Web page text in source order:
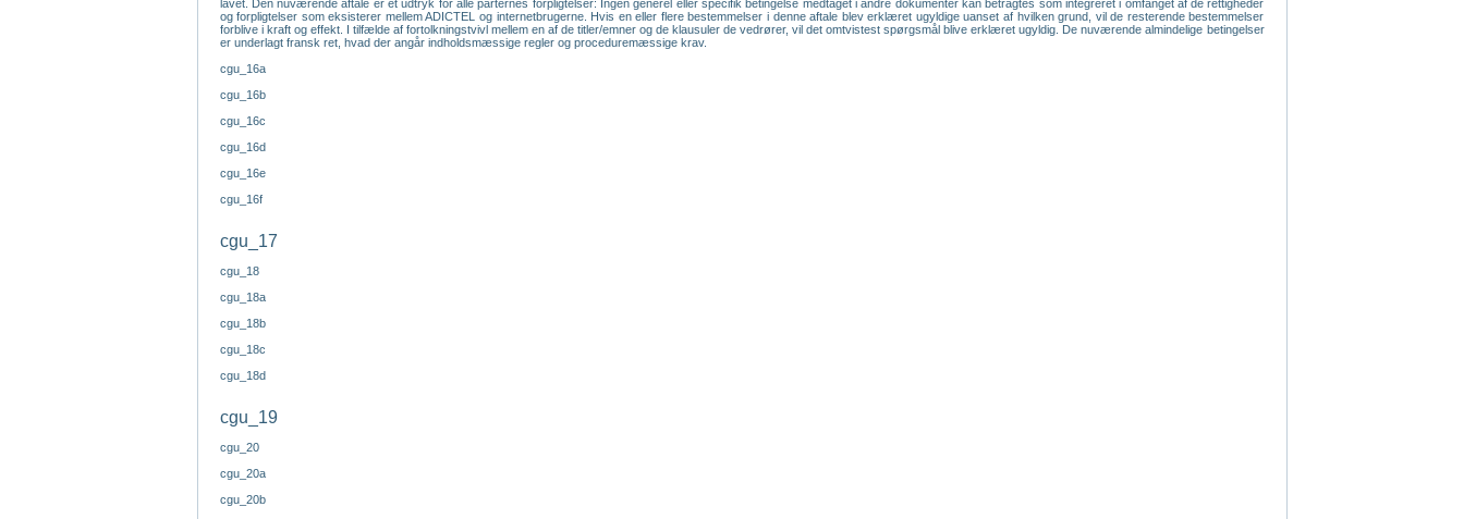
lavet. Den nuværende aftale er et udtryk for alle parternes forpligtelser: Ingen generel eller specifik betingelse medtaget i andre dokumenter kan betragtes som integreret i omfanget af de rettigheder
og forpligtelser som eksisterer mellem ADICTEL og internetbrugerne. Hvis en eller flere bestemmelser i denne aftale blev erklæret ugyldige uanset af hvilken grund, vil de resterende bestemmelser
forblive i kraft og effekt. I tilfælde af fortolkningstvivl mellem en af de titler/emner og de klausuler de vedrører, vil det omtvistest spørgsmål blive erklæret ugyldig. De nuværende almindelige betingelser
er underlagt fransk ret, hvad der angår indholdsmæssige regler og proceduremæssige krav.
cgu_16a
cgu_16b
cgu_16c
cgu_16d
cgu_16e
cgu_16f
cgu_17
cgu_18
cgu_18a
cgu_18b
cgu_18c
cgu_18d
cgu_19
cgu_20
cgu_20a
cgu_20b